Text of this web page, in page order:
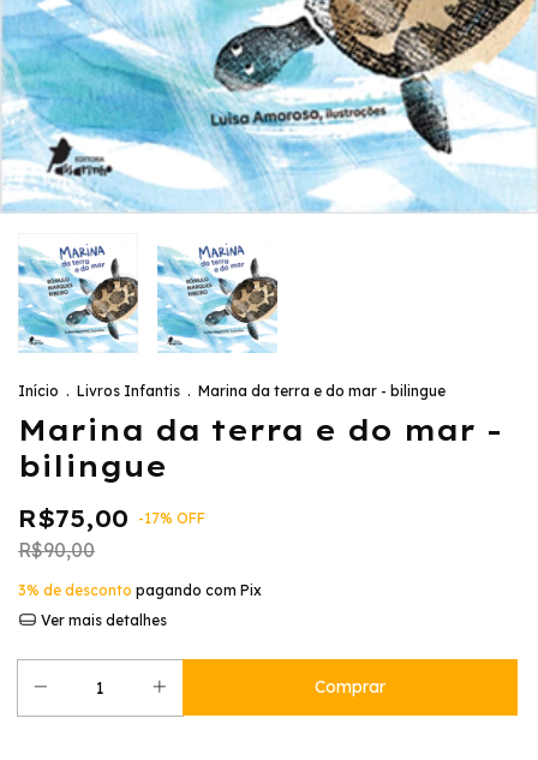
Início . Livros Infantis . Marina da terra e do mar - bilingue
Marina da terra e do mar -
bilingue
R$75,00 -17% OFF
R$90,00
3% de desconto pagando com Pix
Ver mais detalhes